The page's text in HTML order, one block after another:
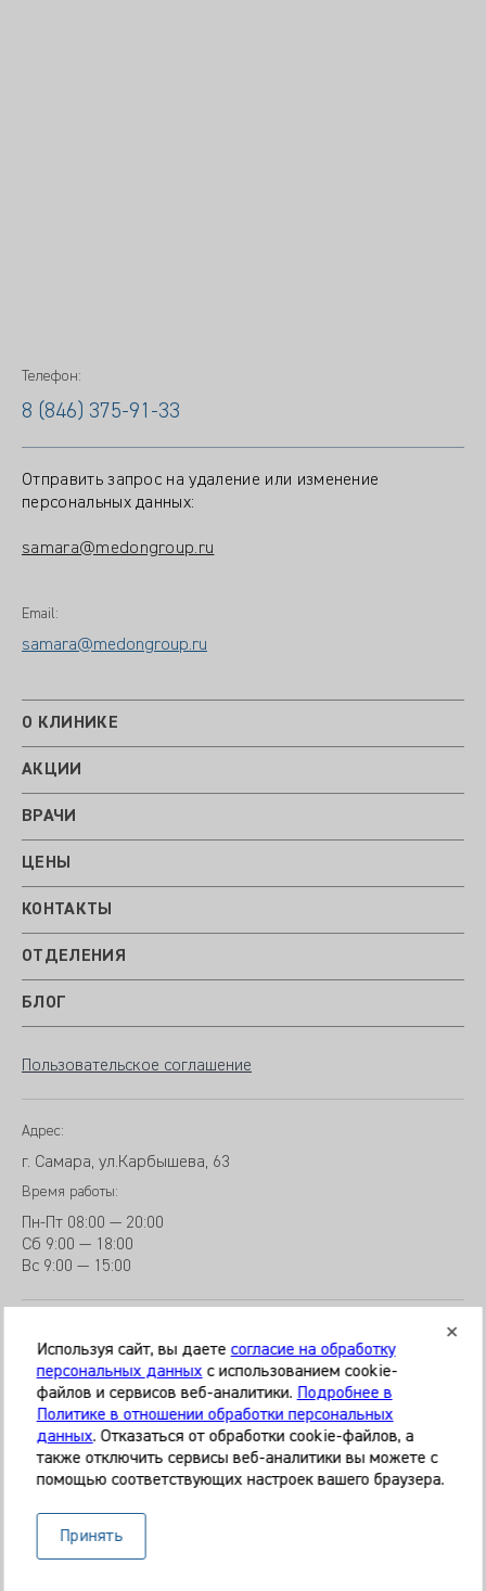
Телефон:
8 (846) 375-91-33
Отправить запрос на удаление или изменение
персональных данных:
samara@medongroup.ru
Email:
samara@medongroup.ru
О КЛИНИКЕ
АКЦИИ
ВРАЧИ
ЦЕНЫ
КОНТАКТЫ
ОТДЕЛЕНИЯ
БЛОГ
Пользовательское соглашение
Адрес:
г. Самара, ул.Карбышева, 63
Время работы:
Пн-Пт 08:00 — 20:00
Сб 9:00 — 18:00
Вс 9:00 — 15:00
© 2026 Клиника «МЕДИКАЛ ОН ГРУП»
Все права защищены
Информация, представленная на сайте, является
справочной и не может служить основанием для
очная консультация специалиста. Используя данный сайт,
вы даёте согласие на обработку ваших данных сервисом
Используя сайт, вы даете согласие на обработку
персональных данныхс использованием cookie-
файлов и сервисов веб-аналитики. Подробнее в
Политике в отношении обработки персональных
данных. Отказаться от обработки cookie-файлов, а
также отключить сервисы веб-аналитики вы можете с
помощью соответствующих настроек вашего браузера.
Принять